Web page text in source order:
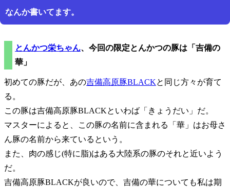
なんか書いてます。
とんかつ栄ちゃん、今回の限定とんかつの豚は
吉備の
華
初めての豚だが、あの吉備高原豚BLACKと同じ方々が育て
る。
この豚は吉備高原豚BLACKといわば
きょうだい
だ。
マスターによると、この豚の名前に含まれる
華
はお母さ
ん豚の名前から来ているという。
また、肉の感じ(特に脂)はある大陸系の豚のそれと近いよう
だ。
吉備高原豚BLACKが良いので、吉備の華についても私は期